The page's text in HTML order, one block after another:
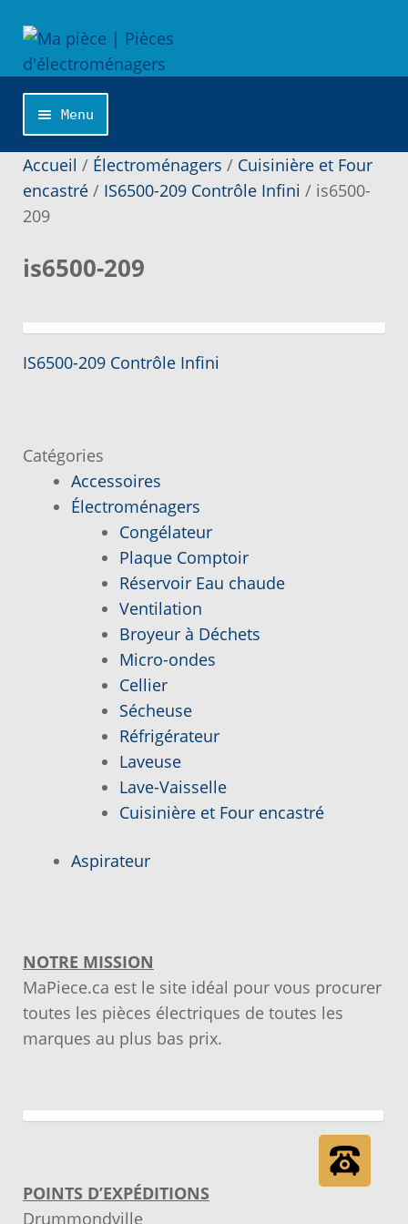
Aller
à
la
navigation
Aller
au
contenu
Menu
Accueil
Catégories
Cliquer sur la marque désirée pour une
Demande de parution
Enquiry Cart
Informations pour la livraison ou la cueillette
Joindre le Service à la Clientèle
Laveuse Whirlpool, je désire voir….
Nos promotions
Si vous ne trouvez pas la pièce que vous
cherchez, on l’ajoute pour vous !
Trucs et astuces
Vous ne trouvez pas la pièce sur notre site…
Accueil / Électroménagers / Cuisinière et Four
encastré/ IS6500-209 Contrôle Infini / is6500-
209
is6500-209
Navigation
l’article
Article
IS6500-209 Contrôle Infini
Catégories
Accessoires
Électroménagers
Congélateur
Plaque Comptoir
Réservoir Eau chaude
Ventilation
Broyeur à Déchets
Micro-ondes
Cellier
Sécheuse
Réfrigérateur
Laveuse
Lave-Vaisselle
Cuisinière et Four encastré
Aspirateur
NOTRE MISSION
MaPiece.ca est le site idéal pour vous procurer
toutes les pièces électriques de toutes les
marques au plus bas prix.
POINTS D’EXPÉDITIONS
Drummondville